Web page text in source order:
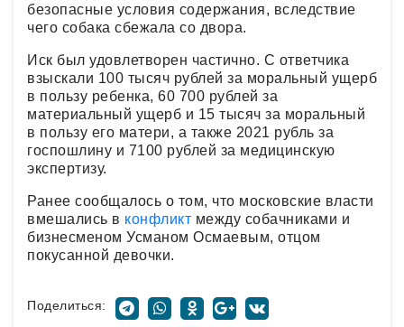
безопасные условия содержания, вследствие
чего собака сбежала со двора.
Иск был удовлетворен частично. С ответчика
взыскали 100 тысяч рублей за моральный ущерб
в пользу ребенка, 60 700 рублей за
материальный ущерб и 15 тысяч за моральный
в пользу его матери, а также 2021 рубль за
госпошлину и 7100 рублей за медицинскую
экспертизу.
Ранее сообщалось о том, что московские власти
вмешались в конфликт между собачниками и
бизнесменом Усманом Осмаевым, отцом
покусанной девочки.
Поделиться: